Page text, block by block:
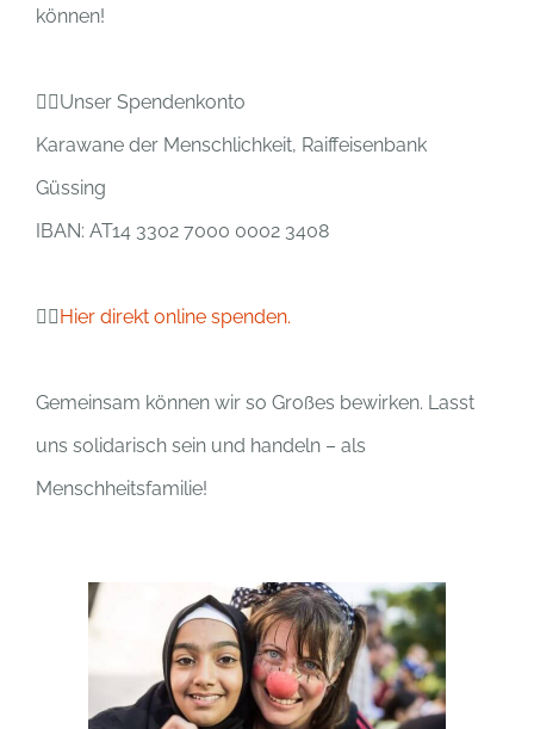
können!
👉🏻Unser Spendenkonto
Karawane der Menschlichkeit, Raiffeisenbank
Güssing
IBAN: AT14 3302 7000 0002 3408
👉🏻Hier direkt online spenden.
Gemeinsam können wir so Großes bewirken. Lasst
uns solidarisch sein und handeln – als
Menschheitsfamilie!